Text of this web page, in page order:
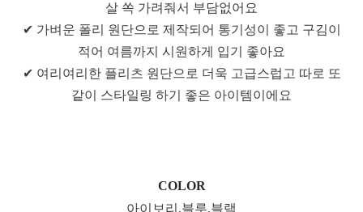
살 쏙 가려줘서 부담없어요
✔ 가벼운 폴리 원단으로 제작되어 통기성이 좋고 구김이
적어 여름까지 시원하게 입기 좋아요
✔ 여리여리한 플리츠 원단으로 더욱 고급스럽고 따로 또
같이 스타일링 하기 좋은 아이템이에요
COLOR
아이보리,블루,블랙